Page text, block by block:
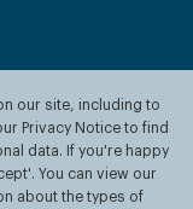
our site, including to
Privacy Notice to find
data. If you're happy
You can view our
about the types of